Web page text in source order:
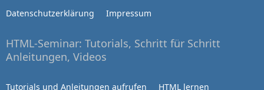
Datenschutzerklärung Impressum
HTML-Seminar: Tutorials, Schritt für Schritt
Anleitungen, Videos
Tutorials und Anleitungen aufrufen HTML lernen